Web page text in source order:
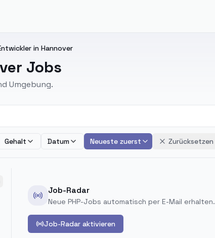
in Hannover
Jobs
Umgebung.
Gehalt Datum Neueste zuerst Zurücksetzen
Job-Radar
Neue PHP-Jobs automatisch per E-Mail erhalten.
Job-Radar aktivieren